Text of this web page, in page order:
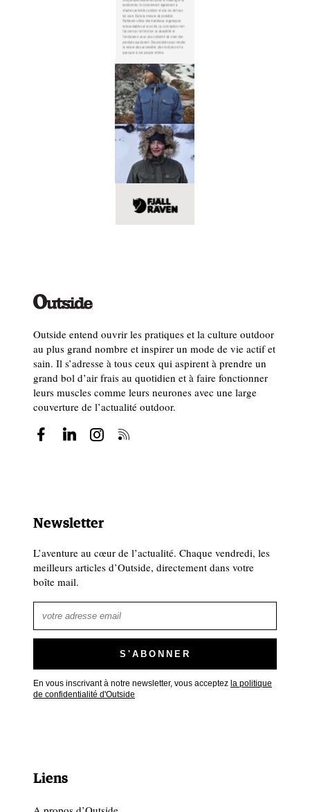
Outside entend ouvrir les pratiques et la culture outdoor
au plus grand nombre et inspirer un mode de vie actif et
sain. Il s’adresse à tous ceux qui aspirent à prendre un
grand bol d’air frais au quotidien et à faire fonctionner
leurs muscles comme leurs neurones avec une large
couverture de l’actualité outdoor.
Newsletter
L’aventure au cœur de l’actualité. Chaque vendredi, les
meilleurs articles d’Outside, directement dans votre
boîte mail.
En vous inscrivant à notre newsletter, vous acceptez la politique
de confidentialité d'Outside
Liens